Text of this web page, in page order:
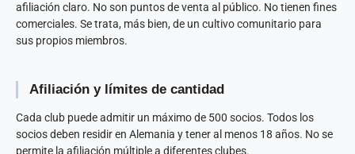
afiliación claro. No son puntos de venta al público. No tienen fines
comerciales. Se trata, más bien, de un cultivo comunitario para
sus propios miembros.
Afiliación y límites de cantidad
Cada club puede admitir un máximo de 500 socios. Todos los
socios deben residir en Alemania y tener al menos 18 años. No se
permite la afiliación múltiple a diferentes clubes.